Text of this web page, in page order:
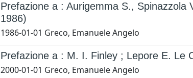
Prefazione a : Aurigemma S.,
1986)
1986-01-01 Greco, Emanuele Angelo
Prefazione a : M. I. Finley ; Lepore E. Le
2000-01-01 Greco, Emanuele Angelo